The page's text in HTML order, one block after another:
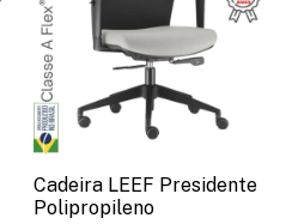
Cadeira LEEF Presidente
Polipropileno